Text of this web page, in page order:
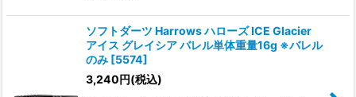
ソフトダーツ Harrows ハローズ ICE Glacier
アイス グレイシア バレル単体重量16g ※バレル
のみ [5574]
3,240 円(税込)